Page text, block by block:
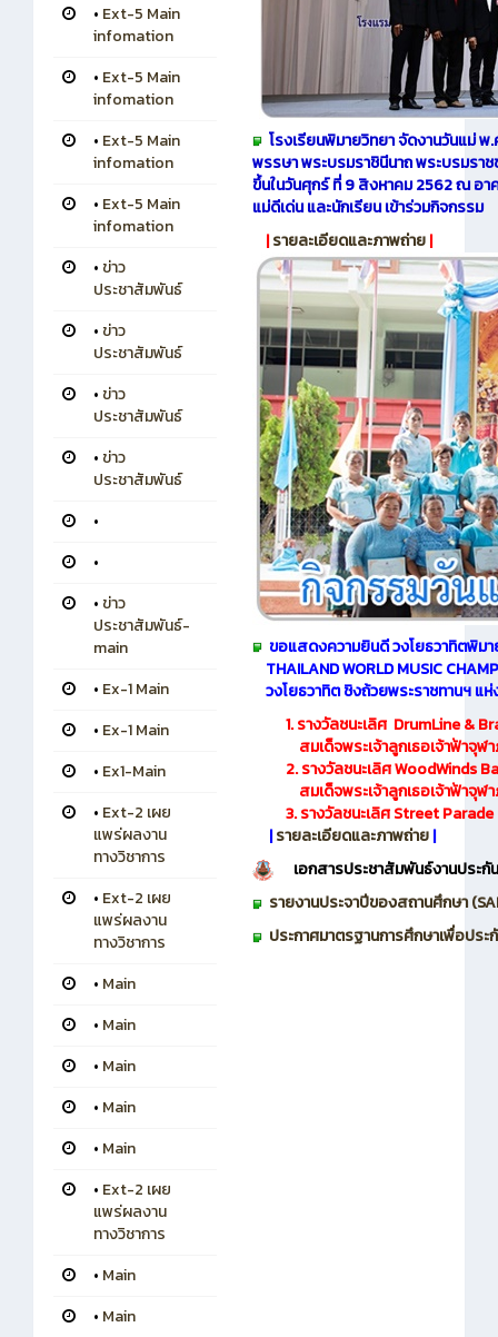
• Ext-5 Main
infomation
• Ext-5 Main
infomation
• Ext-5 Main
infomation
• Ext-5 Main
infomation
• ข่าว
ประชาสัมพันธ์
• ข่าว
ประชาสัมพันธ์
• ข่าว
ประชาสัมพันธ์
• ข่าว
ประชาสัมพันธ์
•
•
• ข่าว
ประชาสัมพันธ์-
main
• Ex-1 Main
• Ex-1 Main
• Ex1-Main
• Ext-2 เผย
แพร่ผลงาน
ทางวิชาการ
• Ext-2 เผย
แพร่ผลงาน
ทางวิชาการ
• Main
• Main
• Main
• Main
• Main
• Ext-2 เผย
แพร่ผลงาน
ทางวิชาการ
• Main
• Main
โรงเรียนพิมายวิทยา จัดงานวันแม่
พรรษา พระบรมราชินีนาถ พระบรมรา
ขึ้นในวันศุกร์ ที่ 9 สิงหาคม 2562 ณ อ
แม่ดีเด่น และนักเรียน เข้าร่วมกิจกรรม
|รายละเอียดและภาพถ่าย|
ขอแสดงความยินดี วงโยธวาทิตพิมา
THAILAND WORLD MUSIC
วงโยธวาทิต ชิงถ้วยพระราชทานฯ แ
1. รางวัลชนะเลิศ DrumLine &
สมเด็จพระเจ้าลูกเธอเจ้าฟ้าจุ
2. รางวัลชนะเลิศ WoodWinds
สมเด็จพระเจ้าลูกเธอเจ้าฟ้าจุฬ
3. รางวัลชนะเลิศ Street Parade
|รายละเอียดและภาพถ่าย|
เอกสารประชาสัมพันธ์งานประ
รายงานประจาปีของสถานศึกษา
ประกาศมาตรฐานการศึกษาเพื่อปร